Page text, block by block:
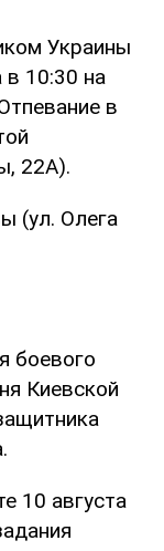
Украины
в 10:30 на
в
22А).
(ул. Олега
боевого
Киевской
10 августа